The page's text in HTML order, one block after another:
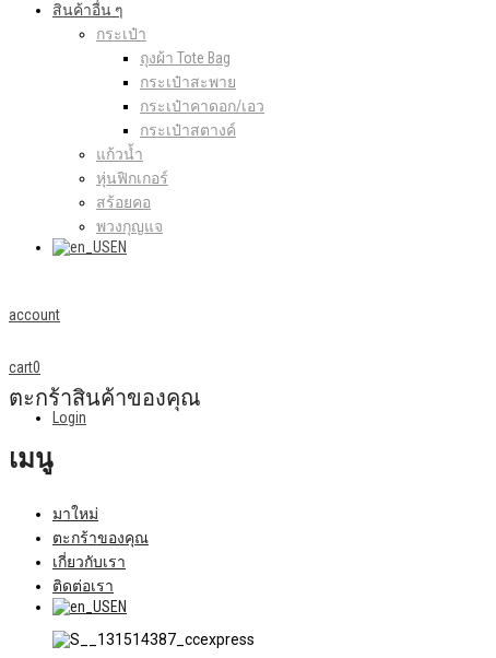
สินค้าอื่น ๆ
กระเป๋า
ถุงผ้า Tote Bag
กระเป๋าสะพาย
กระเป๋าคาดอก/เอว
กระเป๋าสตางค์
แก้วน้ำ
หุ่นฟิกเกอร์
สร้อยคอ
พวงกุญแจ
EN
account
Login
cart0
ตะกร้าสินค้าของคุณ
เมนู
มาใหม่
ตะกร้าของคุณ
เกี่ยวกับเรา
ติดต่อเรา
EN